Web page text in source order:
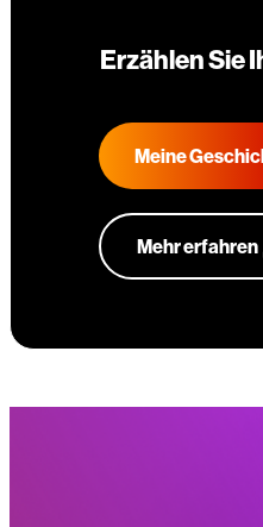
Erzählen Sie
Meine
Mehr erfahren